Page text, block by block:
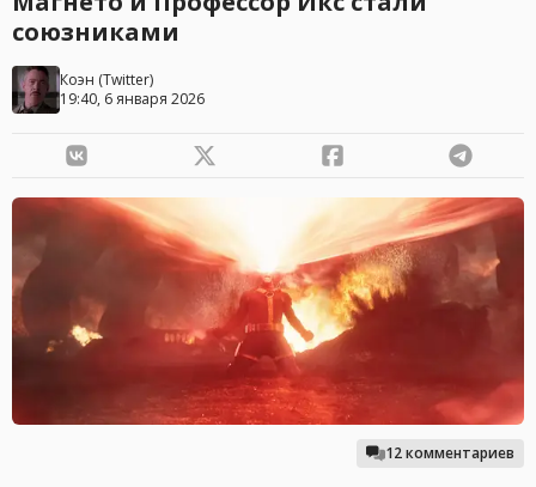
союзниками
Коэн (Twitter)
19:40, 6 января 2026
12 комментариев